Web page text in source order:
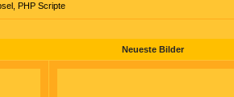
PHP Scripte
Neueste Bilder